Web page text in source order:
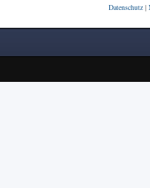
Datenschutz|